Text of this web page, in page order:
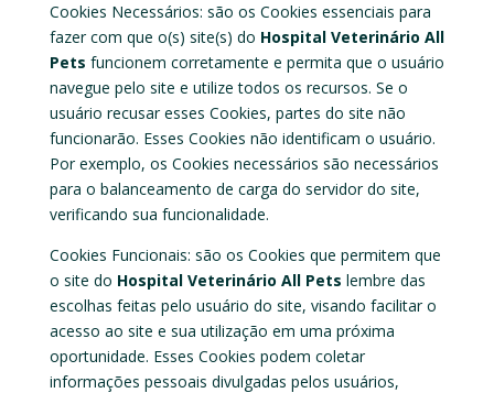
Cookies Necessários: são os Cookies essenciais para
fazer com que o(s) site(s) do Hospital Veterinário All
Pets funcionem corretamente e permita que o usuário
navegue pelo site e utilize todos os recursos. Se o
usuário recusar esses Cookies, partes do site não
funcionarão. Esses Cookies não identificam o usuário.
Por exemplo, os Cookies necessários são necessários
para o balanceamento de carga do servidor do site,
verificando sua funcionalidade.
Cookies Funcionais: são os Cookies que permitem que
o site do Hospital Veterinário All Pets lembre das
escolhas feitas pelo usuário do site, visando facilitar o
acesso ao site e sua utilização em uma próxima
oportunidade. Esses Cookies podem coletar
informações pessoais divulgadas pelos usuários,